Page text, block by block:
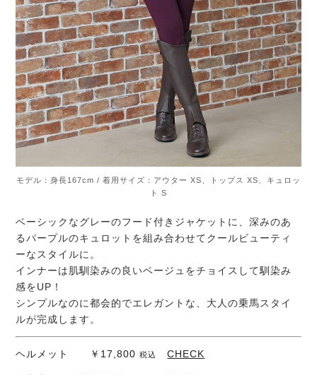
モデル：身長167cm / 着用サイズ：アウター XS、トップス XS、キュロッ
ト S
ベーシックなグレーのフード付きジャケットに、深みのあ
るパープルのキュロットを組み合わせてクールビューティ
ーなスタイルに。
インナーは肌馴染みの良いベージュをチョイスして馴染み
感をUP！
シンプルなのに都会的でエレガントな、大人の乗馬スタイ
ルが完成します。
ヘルメット ￥17,800税込 CHECK